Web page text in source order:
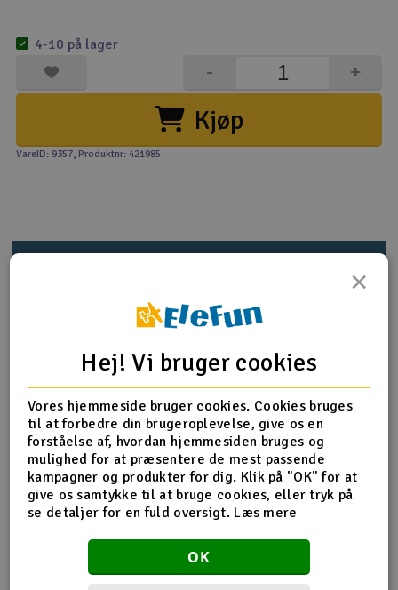
Modelbygg og byggesæt
Modeljernbane
Motor & tilbehør
Scooter & elkøretøj
Slot racing
Smarthjem, leg og hobby
Solenergi
Værktøj, udstyr og tilbehør
Gavekort
Kjøp
+
-
4-10 på lager
VareID: 9357, Produktnr: 421985
Produkt information
1985 Teflon Washers 5x8x0,5mm(20pcs)
Flere detaljer
Produktet er
forbundet med
Reservedeler Traxxas
Del af PartFinder
Traxxas 4-Tec Drift 2WD Mustang
1/10 RTR Blue
Traxxas 4-Tec Drift 2WD Mustang
1/10 RTR Red
Traxxas Slash 4x4 BL-2S RTR TQ
×
Hej! Vi bruger cookies
Vores hjemmeside bruger cookies. Cookies bruges
til at forbedre din brugeroplevelse, give os en
forståelse af, hvordan hjemmesiden bruges og
mulighed for at præsentere de mest passende
kampagner og produkter for dig. Klik på "OK" for at
give os samtykke til at bruge cookies, eller tryk på
se detaljer for en fuld oversigt. Læs mere
OK